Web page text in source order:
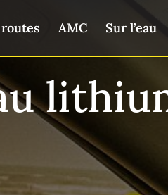
AMC Sur l’eau